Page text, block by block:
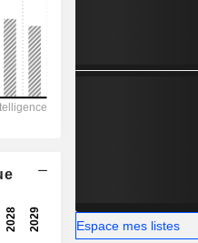
13 685
1 456
753
Espace mes listes